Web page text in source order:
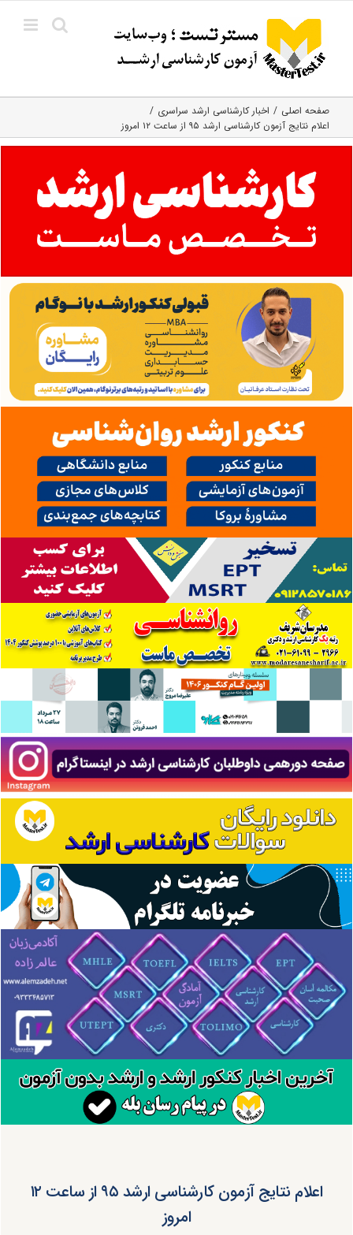
content
صفحه اصلی
اخبار کارشناسی ارشد سراسری
اعلام نتایج آزمون کارشناسی ارشد ۹۵ از ساعت ۱۲ امروز
اعلام نتایج آزمون کارشناسی ارشد ۹۵ از ساعت ۱۲
امروز